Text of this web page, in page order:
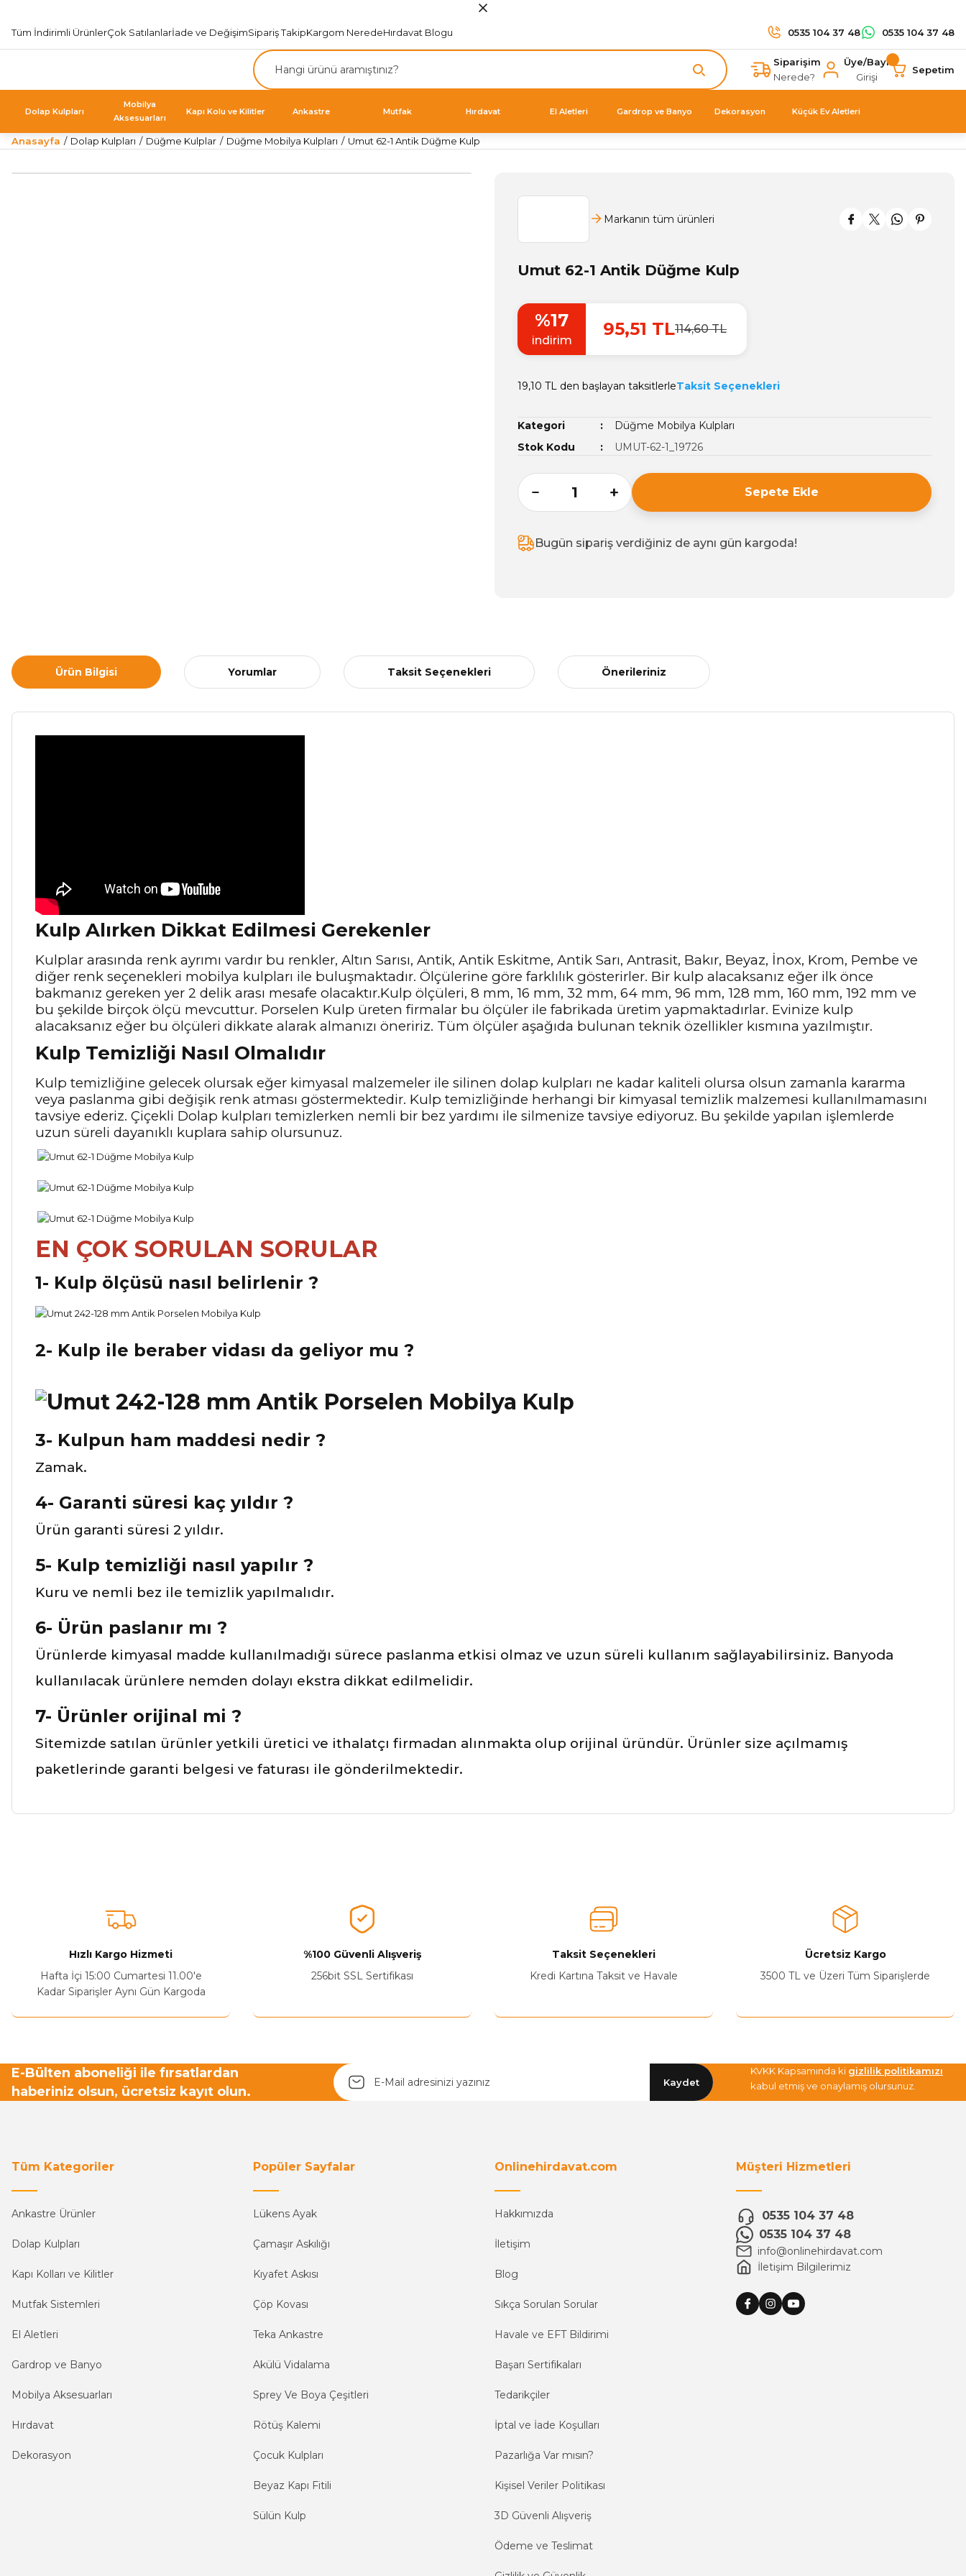
Tüm İndirimli ÜrünlerÇok Satılanlarİade ve DeğişimSipariş TakipKargom NeredeHırdavat Blogu 0535 104 37 48 0535 104 37 48
Siparişim
Nerede?
Üye/Bayi
Girişi
Sepetim
Dolap Kulpları
Mobilya
Aksesuarları
Kapı Kolu ve Kilitler Ankastre Mutfak Hırdavat El Aletleri Gardrop ve Banyo Dekorasyon Küçük Ev Aletleri
Anasayfa Dolap Kulpları Düğme Kulplar Düğme Mobilya Kulpları Umut 62-1 Antik Düğme Kulp
Markanın tüm ürünleri
Umut 62-1 Antik Düğme Kulp
%17
indirim
95,51 TL114,60 TL
19,10 TL den başlayan taksitlerleTaksit Seçenekleri
Kategori
Düğme Mobilya Kulpları
Stok Kodu
UMUT-62-1_19726
Sepete Ekle
Bugün sipariş verdiğiniz de aynı gün kargoda!
Ürün Bilgisi Yorumlar Taksit Seçenekleri Önerileriniz
Kulp Alırken Dikkat Edilmesi Gerekenler
Kulplar arasında renk ayrımı vardır bu renkler, Altın Sarısı, Antik, Antik Eskitme, Antik Sarı, Antrasit, Bakır, Beyaz, İnox, Krom, Pembe ve
diğer renk seçenekleri mobilya kulpları ile buluşmaktadır. Ölçülerine göre farklılık gösterirler. Bir kulp alacaksanız eğer ilk önce
bakmanız gereken yer 2 delik arası mesafe olacaktır.Kulp ölçüleri, 8 mm, 16 mm, 32 mm, 64 mm, 96 mm, 128 mm, 160 mm, 192 mm ve
bu şekilde birçok ölçü mevcuttur. Porselen Kulp üreten firmalar bu ölçüler ile fabrikada üretim yapmaktadırlar. Evinize kulp
alacaksanız eğer bu ölçüleri dikkate alarak almanızı öneririz. Tüm ölçüler aşağıda bulunan teknik özellikler kısmına yazılmıştır.
Kulp Temizliği Nasıl Olmalıdır
Kulp temizliğine gelecek olursak eğer kimyasal malzemeler ile silinen dolap kulpları ne kadar kaliteli olursa olsun zamanla kararma
veya paslanma gibi değişik renk atması göstermektedir. Kulp temizliğinde herhangi bir kimyasal temizlik malzemesi kullanılmamasını
tavsiye ederiz. Çiçekli Dolap kulpları temizlerken nemli bir bez yardımı ile silmenize tavsiye ediyoruz. Bu şekilde yapılan işlemlerde
uzun süreli dayanıklı kuplara sahip olursunuz.
EN ÇOK SORULAN SORULAR
1- Kulp ölçüsü nasıl belirlenir ?
2- Kulp ile beraber vidası da geliyor mu ?
3- Kulpun ham maddesi nedir ?
Zamak.
4- Garanti süresi kaç yıldır ?
Ürün garanti süresi 2 yıldır.
5- Kulp temizliği nasıl yapılır ?
Kuru ve nemli bez ile temizlik yapılmalıdır.
6- Ürün paslanır mı ?
Ürünlerde kimyasal madde kullanılmadığı sürece paslanma etkisi olmaz ve uzun süreli kullanım sağlayabilirsiniz. Banyoda
kullanılacak ürünlere nemden dolayı ekstra dikkat edilmelidir.
7- Ürünler orijinal mi ?
Sitemizde satılan ürünler yetkili üretici ve ithalatçı firmadan alınmakta olup orijinal üründür. Ürünler size açılmamış
paketlerinde garanti belgesi ve faturası ile gönderilmektedir.
Ürün açıklamasında eksik bilgiler bulunuyor.
Bu ürüne benzer farklı alternatifler olmalı.
Yetkiliye Gönder
Hızlı Kargo Hizmeti
Hafta İçi 15:00 Cumartesi 11.00'e
Kadar Siparişler Aynı Gün Kargoda
%100 Güvenli Alışveriş
256bit SSL Sertifikası
Taksit Seçenekleri
Kredi Kartına Taksit ve Havale
Ücretsiz Kargo
3500 TL ve Üzeri Tüm Siparişlerde
E-Bülten aboneliği ile fırsatlardan
haberiniz olsun, ücretsiz kayıt olun.
Kaydet
KVKK Kapsamında ki gizlilik politikamızı
kabul etmiş ve onaylamış olursunuz.
Tüm Kategoriler
Ankastre Ürünler
Dolap Kulpları
Kapı Kolları ve Kilitler
Mutfak Sistemleri
El Aletleri
Gardrop ve Banyo
Mobilya Aksesuarları
Hırdavat
Dekorasyon
Popüler Sayfalar
Lükens Ayak
Çamaşır Askılığı
Kıyafet Askısı
Çöp Kovası
Teka Ankastre
Akülü Vidalama
Sprey Ve Boya Çeşitleri
Rötüş Kalemi
Çocuk Kulpları
Beyaz Kapı Fitili
Sülün Kulp
Onlinehirdavat.com
Hakkımızda
İletişim
Blog
Sıkça Sorulan Sorular
Havale ve EFT Bildirimi
Başarı Sertifikaları
Tedarikçiler
İptal ve İade Koşulları
Pazarlığa Var mısın?
Kişisel Veriler Politikası
3D Güvenli Alışveriş
Ödeme ve Teslimat
Müşteri Hizmetleri
0535 104 37 48
0535 104 37 48
info@onlinehirdavat.com
İletişim Bilgilerimiz